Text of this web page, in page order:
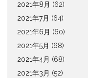
2021年8月 (62)
2021年7月 (64)
2021年6月 (60)
2021年5月 (68)
2021年4月 (68)
2021年3月 (52)